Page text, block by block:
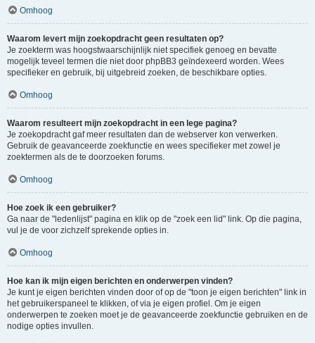
Omhoog
Waarom levert mijn zoekopdracht geen resultaten op?
Je zoekterm was hoogstwaarschijnlijk niet specifiek genoeg en bevatte
mogelijk teveel termen die niet door phpBB3 geïndexeerd worden. Wees
specifieker en gebruik, bij uitgebreid zoeken, de beschikbare opties.
Omhoog
Waarom resulteert mijn zoekopdracht in een lege pagina?
Je zoekopdracht gaf meer resultaten dan de webserver kon verwerken.
Gebruik de geavanceerde zoekfunctie en wees specifieker met zowel je
zoektermen als de te doorzoeken forums.
Omhoog
Hoe zoek ik een gebruiker?
Ga naar de "ledenlijst" pagina en klik op de "zoek een lid" link. Op die pagina,
vul je de voor zichzelf sprekende opties in.
Omhoog
Hoe kan ik mijn eigen berichten en onderwerpen vinden?
Je kunt je eigen berichten vinden door of op de "toon je eigen berichten" link in
het gebruikerspaneel te klikken, of via je eigen profiel. Om je eigen
onderwerpen te zoeken moet je de geavanceerde zoekfunctie gebruiken en de
nodige opties invullen.